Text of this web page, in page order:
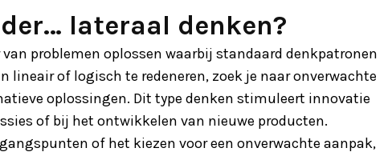
lateraal denken?
problemen oplossen waarbij standaard denkpatronen
lineair of logisch te redeneren, zoek je naar onverwachte
oplossingen. Dit type denken stimuleert innovatie
of bij het ontwikkelen van nieuwe producten.
of het kiezen voor een onverwachte aanpak,